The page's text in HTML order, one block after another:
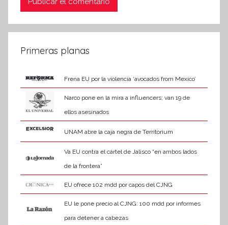
Primeras planas
Frena EU por la violencia ‘avocados from Mexico’
Narco pone en la mira a influencers; van 19 de
ellos asesinados
UNAM abre la caja negra de Territorium
Va EU contra el cártel de Jalisco “en ambos lados
de la frontera”
EU ofrece 102 mdd por capos del CJNG
EU le pone precio al CJNG: 100 mdd por informes
para detener a cabezas